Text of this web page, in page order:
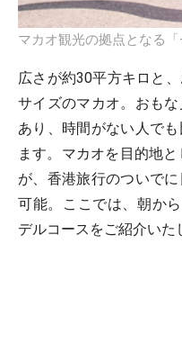
マカオ観光の拠点となる「
広さが約30平方キロと
サイズのマカオ。おも
あり、時間がない人で
ます。マカオを目的地
が、香港旅行のついで
可能。ここでは、朝か
デルコースをご紹介いた